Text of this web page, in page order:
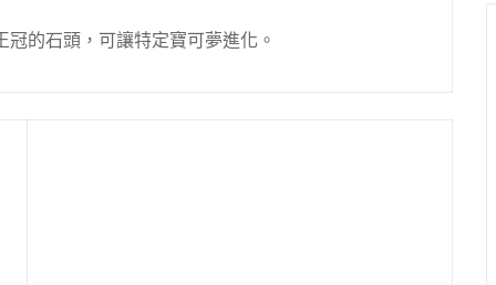
冠的石頭，可讓特定寶可夢進化。